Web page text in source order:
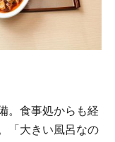
。食事処からも経
「大きい風呂なの